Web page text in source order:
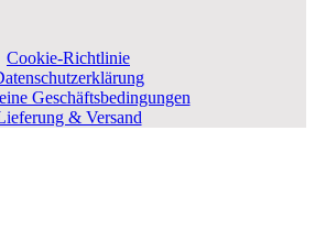
Cookie-Richtlinie
Geschäftsbedingungen
& Versand